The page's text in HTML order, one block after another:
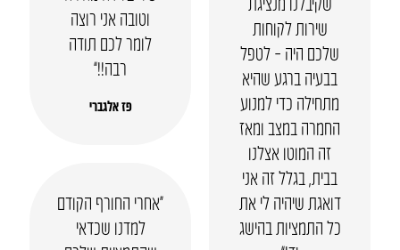
וטובה אני רוצה
לומר לכם תודה
רבה!!”
פז אלגברי
שירות לקוחות
שלכם היה – לטפל
בבעיה ברגע שהיא
מתחילה כדי למנוע
החמרה במצב ומאז
זה המוטו אצלנו
בבית, בגלל זה אני
דואגת שיהיה לי את
כל התמציות בהישג
“אחרי החורף הקודם
למדנו שכדאי